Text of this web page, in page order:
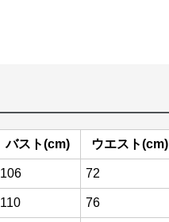
バスト(cm) ウエスト(cm)
106 72
110 76